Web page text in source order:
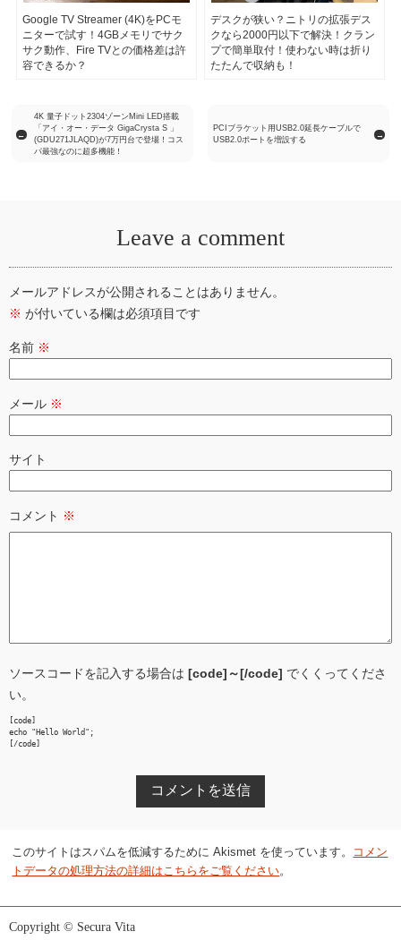
Google TV Streamer (4K)をPCモ
ニターで試す！4GBメモリでサク
サク動作、Fire TVとの価格差は許
容できるか？
デスクが狭い？ニトリの拡張デス
クなら2000円以下で解決！クラン
プで簡単取付！使わない時は折り
たたんで収納も！
←
4K 量子ドット2304ゾーンMini LED搭載
「アイ・オー・データ GigaCrysta S 」
(GDU271JLAQD)が7万円台で登場！コス
パ最強なのに超多機能！
PCIブラケット用USB2.0延長ケーブルで
USB2.0ポートを増設する
→
Leave a comment
メールアドレスが公開されることはありません。
※ が付いている欄は必須項目です
名前 ※
メール ※
サイト
コメント ※
ソースコードを記入する場合は [code]～[/code] でくくってくださ
い。
[code]
echo "Hello World";
[/code]
このサイトはスパムを低減するために Akismet を使っています。
コメン
トデータの処理方法の詳細はこちらをご覧ください。
Copyright © Secura Vita